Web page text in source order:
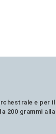
e per il
200 grammi alla